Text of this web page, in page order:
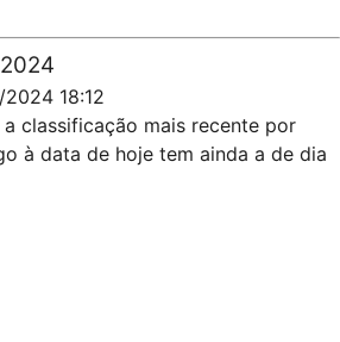
2024 18:12
classificação mais recente por
à data de hoje tem ainda a de dia